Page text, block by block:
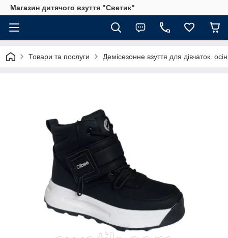
Магазин дитячого взуття "Светик"
Товари та послуги Демісезонне взуття для дівчаток.